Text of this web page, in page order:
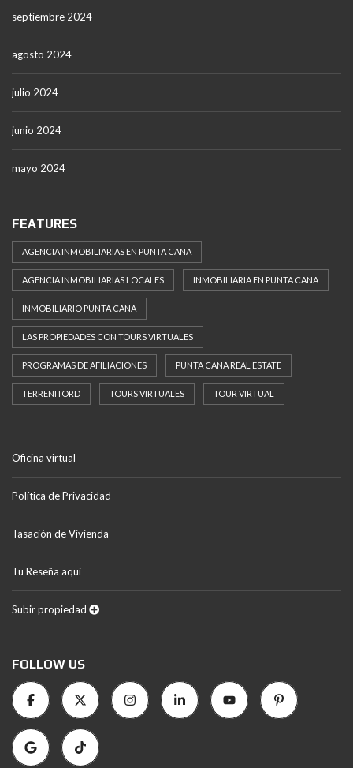
septiembre 2024
agosto 2024
julio 2024
junio 2024
mayo 2024
FEATURES
AGENCIA INMOBILIARIAS EN PUNTA CANA
AGENCIA INMOBILIARIAS LOCALES INMOBILIARIA EN PUNTA CANA
INMOBILIARIO PUNTA CANA
LAS PROPIEDADES CON TOURS VIRTUALES
PROGRAMAS DE AFILIACIONES PUNTA CANA REAL ESTATE
TERRENITORD TOURS VIRTUALES TOUR VIRTUAL
Oficina virtual
Política de Privacidad
Tasación de Vivienda
Tu Reseña aqui
Subir propiedad
FOLLOW US